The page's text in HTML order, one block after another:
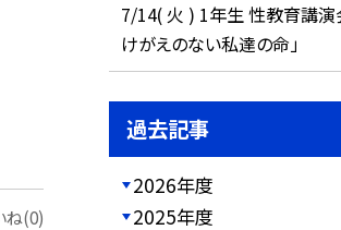
ね(0)
7/14( 火 ) 1年生 性教育講演
けがえのない私達の命」
過去記事
2026年度
2025年度